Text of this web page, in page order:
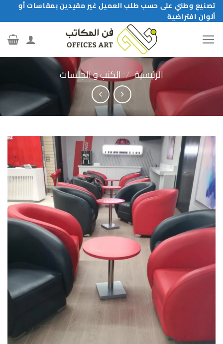
تخطي
للمحتوى
تصنيع وطني على حسب طلب العميل غير مقيدين بمقاسات أو
ألوان افتراضية
الرئيسية / الكنب و الجلسات